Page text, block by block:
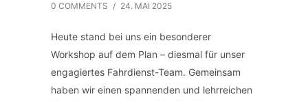
0 COMMENTS / 24. MAI 2025
Heute stand bei uns ein besonderer
Workshop auf dem Plan – diesmal für unser
engagiertes Fahrdienst-Team. Gemeinsam
haben wir einen spannenden und lehrreichen